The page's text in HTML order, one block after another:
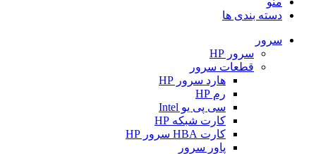
دسته بندی ها
سرور
سرور HP
قطعات سرور
هارد سرور HP
رم HP
سی پی یو Intel
کارت شبکه HP
کارت HBA سرور HP
پاور سرور